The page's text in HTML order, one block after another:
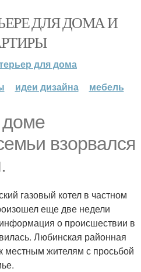
ДЛЯ ДОМА И
для дома
идеи дизайна мебель
взорвался
газовый котел в частном
еще две недели
о происшествии в
Любинская районная
местным жителям с просьбой